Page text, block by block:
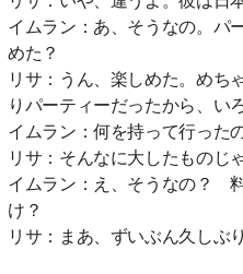
イムラン：あ、そうなの。
めた？
リサ：うん、楽しめた。めち
りパーティーだったから、い
イムラン：何を持って行った
リサ：そんなに大したものじ
イムラン：え、そうなの？
け？
リサ：まあ、ずいぶん久しぶ